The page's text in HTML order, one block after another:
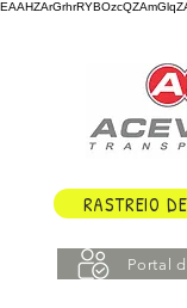
RASTREIO
Portal